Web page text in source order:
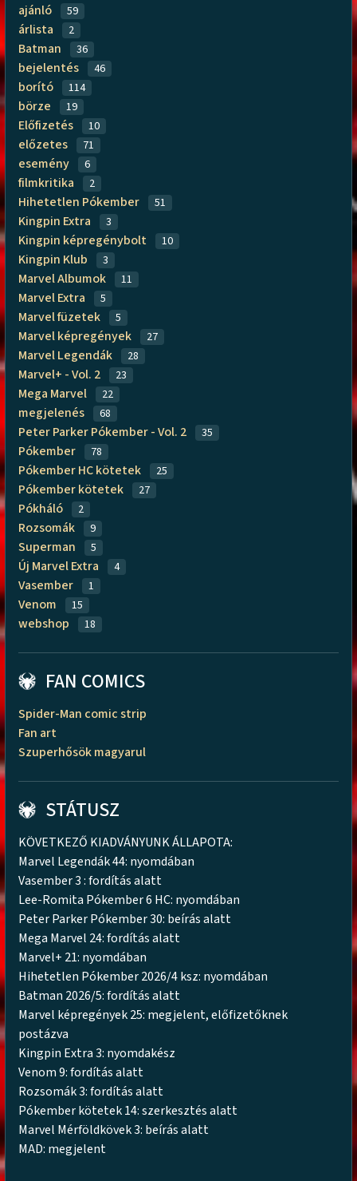
ajánló 59
árlista 2
Batman 36
bejelentés 46
borító 114
börze 19
Előfizetés 10
előzetes 71
esemény 6
filmkritika 2
Hihetetlen Pókember 51
Kingpin Extra 3
Kingpin képregénybolt 10
Kingpin Klub 3
Marvel Albumok 11
Marvel Extra 5
Marvel füzetek 5
Marvel képregények 27
Marvel Legendák 28
Marvel+ - Vol. 2 23
Mega Marvel 22
megjelenés 68
Peter Parker Pókember - Vol. 2 35
Pókember 78
Pókember HC kötetek 25
Pókember kötetek 27
Pókháló 2
Rozsomák 9
Superman 5
Új Marvel Extra 4
Vasember 1
Venom 15
webshop 18
FAN COMICS
Spider-Man comic strip
Fan art
Szuperhősök magyarul
STÁTUSZ
KÖVETKEZŐ KIADVÁNYUNK ÁLLAPOTA:
Marvel Legendák 44: nyomdában
Vasember 3 : fordítás alatt
Lee-Romita Pókember 6 HC: nyomdában
Peter Parker Pókember 30: beírás alatt
Mega Marvel 24: fordítás alatt
Marvel+ 21: nyomdában
Hihetetlen Pókember 2026/4 ksz: nyomdában
Batman 2026/5: fordítás alatt
Marvel képregények 25: megjelent, előfizetőknek
postázva
Kingpin Extra 3: nyomdakész
Venom 9: fordítás alatt
Rozsomák 3: fordítás alatt
Pókember kötetek 14: szerkesztés alatt
Marvel Mérföldkövek 3: beírás alatt
MAD: megjelent